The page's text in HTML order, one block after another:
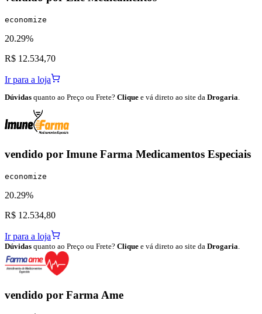
economize
20.29%
R$ 12.534,70
Ir para a loja
Dúvidas quanto ao Preço ou Frete? Clique e vá direto ao site da Drogaria.
vendido por Imune Farma Medicamentos Especiais
economize
20.29%
R$ 12.534,80
Ir para a loja
Dúvidas quanto ao Preço ou Frete? Clique e vá direto ao site da Drogaria
vendido por Farma Ame